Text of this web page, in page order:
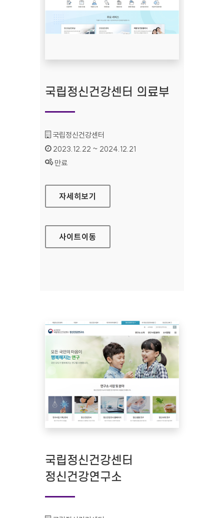
국립정신건강센터 의료부
기관명 :
국립정신건강센터
인증기간 :
2023.12.22 ~ 2024.12.21
상태 :
만료
국립정신건강센터 의료부
자세히보기
사이트이동
국립정신건강센터
정신건강연구소